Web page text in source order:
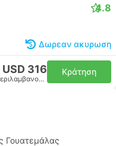
4.8
Δωρεαν ακυρωση
USD 316
όχημα, όλα συμπεριλαμβανομένου
Κράτηση
Γουατεμάλας